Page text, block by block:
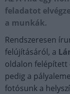
feladatot
a munkák.
Rendszeresen
felújításáról, a
oldalon
pedig a
fotósunk a